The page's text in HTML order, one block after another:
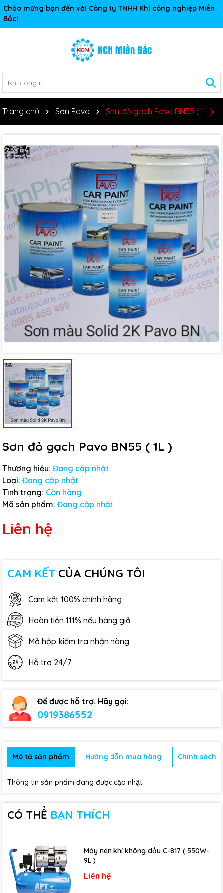
Chào mừng bạn đến với Công ty TNHH Khí công nghiệp Miền
Bắc!
Trang chủ Sơn Pavo Sơn đỏ gạch Pavo BN55 ( 1L )
Sơn đỏ gạch Pavo BN55 ( 1L )
Thương hiệu: Đang cập nhật
Loại: Đang cập nhật
Tình trạng: Còn hàng
Mã sản phẩm: Đang cập nhật
Liên hệ
CAM KẾT CỦA CHÚNG TÔI
Cam kết 100% chính hãng
Hoàn tiền 111% nếu hàng giả
Mở hộp kiểm tra nhận hàng
Hỗ trợ 24/7
Để được hỗ trợ. Hãy gọi:
0919386552
Mô tả sản phẩm Hướng dẫn mua hàng Chính sách
Thông tin sản phẩm đang được cập nhật
CÓ THỂ BẠN THÍCH
Máy nén khí không dầu C-817 ( 550W-
9L )
Liên hệ